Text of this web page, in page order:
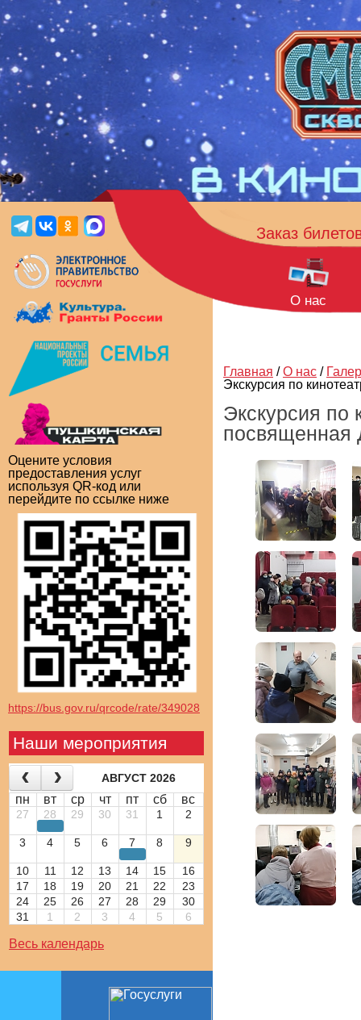
Оцените условия
предоставления услуг
используя QR-код или
перейдите по ссылке ниже
https://bus.gov.ru/qrcode/rate/349028
Наши мероприятия
АВГУСТ 2026
пн вт ср чт пт сб вс
27 28 29 30 31 1 2
3 4 5 6 7 8 9
10 11 12 13 14 15
16
17
18 19 20 21 22
23
24
25 26 27 28 29
30
31
1 2 3 4 5 6
Весь календарь
Заказ
О нас
Главная / О нас /
Экскурсия по
Экскурсия по
посвященная